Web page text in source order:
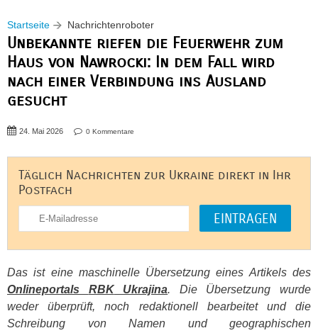
Startseite Nachrichtenroboter
Unbekannte riefen die Feuerwehr zum
Haus von Nawrocki: In dem Fall wird
nach einer Verbindung ins Ausland
gesucht
24. Mai 2026 0 Kommentare
Täglich Nachrichten zur Ukraine direkt in Ihr
Postfach
Das ist eine maschinelle Übersetzung eines Artikels des
Onlineportals RBKUkrajina. Die Übersetzung wurde
weder überprüft, noch redaktionell bearbeitet und die
Schreibung von Namen und geographischen